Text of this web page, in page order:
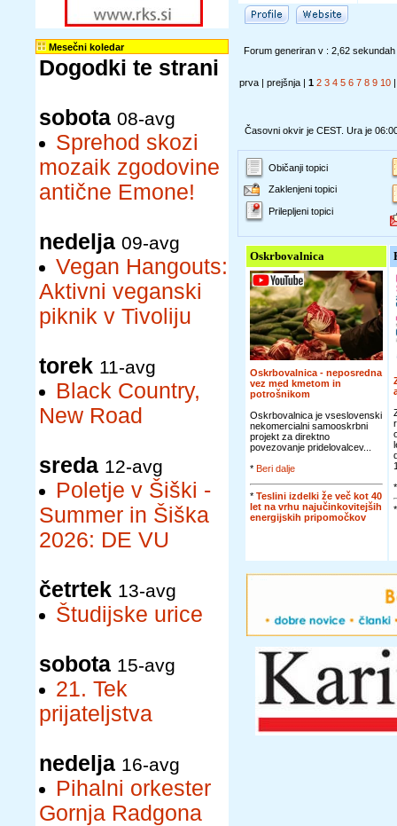
Mesečni koledar
Dogodki te strani
sobota 08-avg
Sprehod skozi
mozaik zgodovine
antične Emone!
nedelja 09-avg
Vegan Hangouts:
Aktivni veganski
piknik v Tivoliju
torek 11-avg
Black Country,
New Road
sreda 12-avg
Poletje v Šiški -
Summer in Šiška
2026: DE VU
četrtek 13-avg
Študijske urice
sobota 15-avg
21. Tek
prijateljstva
nedelja 16-avg
Pihalni orkester
Gornja Radgona
Forum generiran v : 2,62 sekundah
prva | prejšnja | 1 2 3 4 5 6 7 8 9 10
Časovni okvir je CEST. Ura je
Običanji topici
Zaklenjeni topici
Prilepljeni topici
Oskrbovalnica
Oskrbovalnica - neposredna
vez med kmetom in
potrošnikom
Oskrbovalnica je vseslovenski
nekomercialni samooskrbni
projekt za direktno
povezovanje pridelovalcev...
* Beri dalje
* Teslini izdelki že več kot 40
let na vrhu najučinkovitejših
energijskih pripomočkov